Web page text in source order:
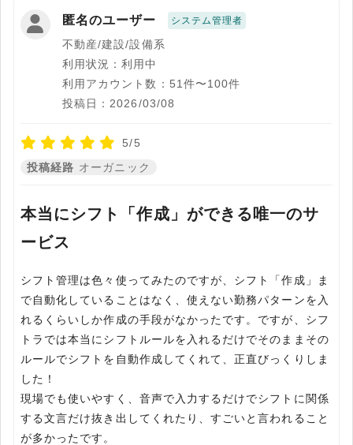
匿名のユーザー システム管理者
不動産/建設/設備系
利用状況：利用中
利用アカウント数：51件〜100件
投稿日：2026/03/08
5/5
投稿経路 オーガニック
本当にシフト「作成」ができる唯一のサ
ービス
シフト管理は色々使ってみたのですが、シフト「作成」ま
で自動化していることはなく、使えない勤務パターンを入
れるくらいしか作成の手段がなかったです。ですが、シフ
トラでは本当にシフトルールを入れるだけでそのままその
ルールでシフトを自動作成してくれて、正直びっくりしま
した！
現場でも使いやすく、音声で入力するだけでシフトに関係
する文言だけ抜き出してくれたり、すごいと言われること
が多かったです。